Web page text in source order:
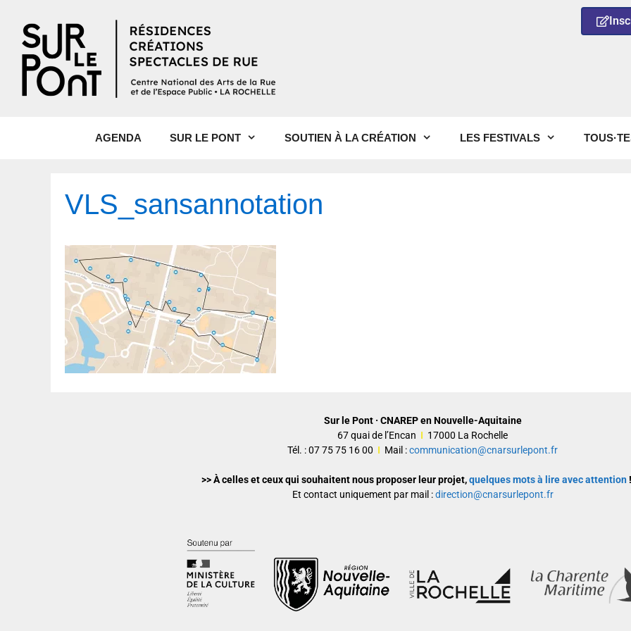
AGENDA SUR LE PONT SOUTIEN À LA CRÉATION LES FESTIVALS
VLS_sansannotation
Sur le Pont · CNAREP en Nouvelle-Aquitaine
67 quai de l’Encan I 17000 La Rochelle
Tél. : 07 75 75 16 00 I Mail :communication@cnarsurlepont.fr
>> À celles et ceux qui souhaitent nous proposer leur projet,quelques mots à lire avec attention
Et contact uniquement par mail :direction@cnarsurlepont.fr